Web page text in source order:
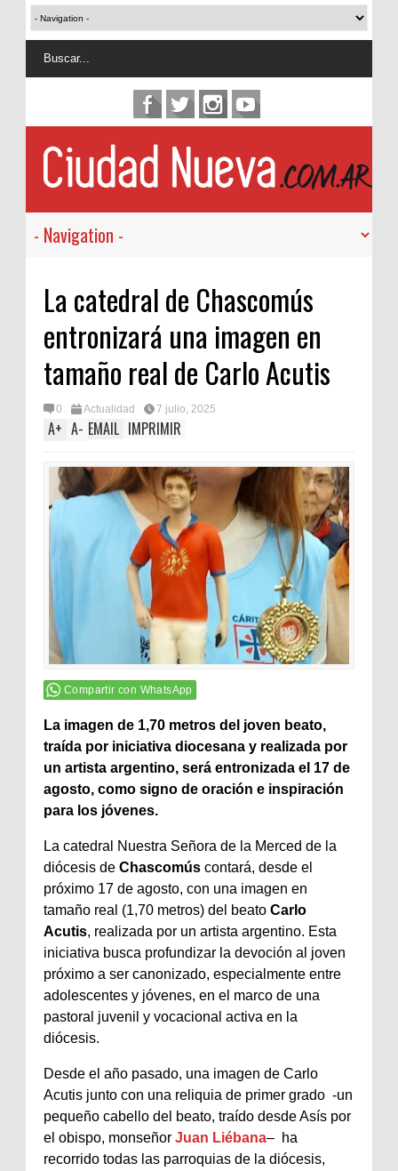
La catedral de Chascomús
entronizará una imagen en
tamaño real de Carlo Acutis
0 Actualidad 7 julio, 2025
A+ A- EMAIL IMPRIMIR
Compartir con WhatsApp
La imagen de 1,70 metros del joven beato,
traída por iniciativa diocesana y realizada por
un artista argentino, será entronizada el 17 de
agosto, como signo de oración e inspiración
para los jóvenes.
La catedral Nuestra Señora de la Merced de la
diócesis de Chascomús contará, desde el
próximo 17 de agosto, con una imagen en
tamaño real (1,70 metros) del beato Carlo
Acutis, realizada por un artista argentino. Esta
iniciativa busca profundizar la devoción al joven
próximo a ser canonizado, especialmente entre
adolescentes y jóvenes, en el marco de una
pastoral juvenil y vocacional activa en la
diócesis.
Desde el año pasado, una imagen de Carlo
Acutis junto con una reliquia de primer grado -un
pequeño cabello del beato, traído desde Asís por
el obispo, monseñor Juan Liébana– ha
recorrido todas las parroquias de la diócesis,